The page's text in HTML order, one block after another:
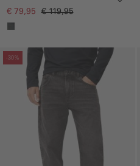
Relaxed Fit
€ 79,95 € 119,95
-30%
overslaan